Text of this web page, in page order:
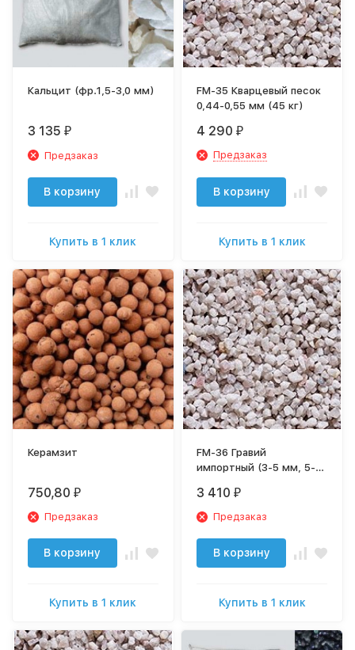
Кальцит (фр.1,5-3,0 мм)
3 135 ₽
Предзаказ
В корзину
Купить в 1 клик
FM-35 Кварцевый песок
0,44-0,55 мм (45 кг)
4 290 ₽
Предзаказ
В корзину
Купить в 1 клик
Керамзит
750,80 ₽
Предзаказ
В корзину
Купить в 1 клик
FM-36 Гравий
импортный (3-5 мм, 5-8
3 410 ₽
Предзаказ
В корзину
Купить в 1 клик